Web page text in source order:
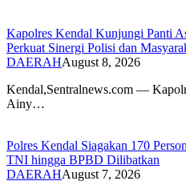
Kapolres Kendal Kunjungi Panti
Perkuat Sinergi Polisi dan
DAERAHAugust 8, 2026
Kendal,Sentralnews.com —
Ainy…
Polres Kendal Siagakan 170
TNI hingga BPBD Dilibatkan
DAERAHAugust 7, 2026